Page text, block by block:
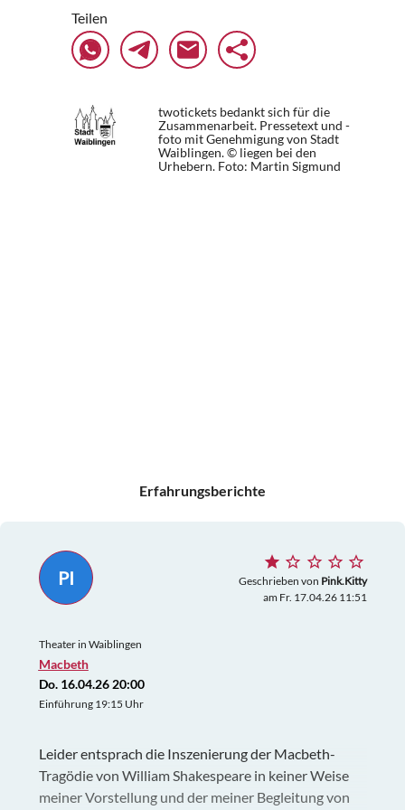
Teilen
twotickets bedankt sich für die
Zusammenarbeit. Pressetext und -
foto mit Genehmigung von Stadt
Waiblingen. © liegen bei den
Urhebern. Foto: Martin Sigmund
Erfahrungsberichte
PI Geschrieben von Pink.Kitty
am Fr. 17.04.26 11:51
Theater in Waiblingen
Macbeth
Do. 16.04.26 20:00
Einführung 19:15 Uhr
Leider entsprach die Inszenierung der Macbeth-
Tragödie von William Shakespeare in keiner Weise
meiner Vorstellung und der meiner Begleitung von